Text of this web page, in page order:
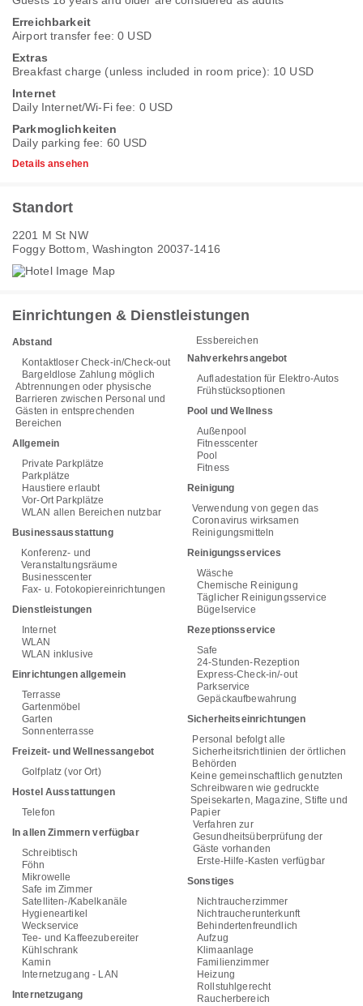
Erreichbarkeit
Airport transfer fee: 0 USD
Extras
Breakfast charge (unless included in room price): 10 USD
Internet
Daily Internet/Wi-Fi fee: 0 USD
Parkmoglichkeiten
Daily parking fee: 60 USD
Details ansehen
Standort
2201 M St NW
Foggy Bottom, Washington 20037-1416
Einrichtungen & Dienstleistungen
Abstand
Kontaktloser Check-in/Check-out
Bargeldlose Zahlung möglich
Abtrennungen oder physische
Barrieren zwischen Personal und
Gästen in entsprechenden
Bereichen
Allgemein
Private Parkplätze
Parkplätze
Haustiere erlaubt
Vor-Ort Parkplätze
WLAN allen Bereichen nutzbar
Businessausstattung
Konferenz- und
Veranstaltungsräume
Businesscenter
Fax- u. Fotokopiereinrichtungen
Dienstleistungen
Internet
WLAN
WLAN inklusive
Einrichtungen allgemein
Terrasse
Gartenmöbel
Garten
Sonnenterrasse
Freizeit- und Wellnessangebot
Golfplatz (vor Ort)
Hostel Ausstattungen
Telefon
In allen Zimmern verfügbar
Schreibtisch
Föhn
Mikrowelle
Safe im Zimmer
Satelliten-/Kabelkanäle
Hygieneartikel
Weckservice
Tee- und Kaffeezubereiter
Kühlschrank
Kamin
Internetzugang - LAN
Internetzugang
Essbereichen
Nahverkehrsangebot
Aufladestation für Elektro-Autos
Frühstücksoptionen
Pool und Wellness
Außenpool
Fitnesscenter
Pool
Fitness
Reinigung
Verwendung von gegen das
Coronavirus wirksamen
Reinigungsmitteln
Reinigungsservices
Wäsche
Chemische Reinigung
Täglicher Reinigungsservice
Bügelservice
Rezeptionsservice
Safe
24-Stunden-Rezeption
Express-Check-in/-out
Parkservice
Gepäckaufbewahrung
Sicherheitseinrichtungen
Personal befolgt alle
Sicherheitsrichtlinien der örtlichen
Behörden
Keine gemeinschaftlich genutzten
Schreibwaren wie gedruckte
Speisekarten, Magazine, Stifte und
Papier
Verfahren zur
Gesundheitsüberprüfung der
Gäste vorhanden
Erste-Hilfe-Kasten verfügbar
Sonstiges
Nichtraucherzimmer
Nichtraucherunterkunft
Behindertenfreundlich
Aufzug
Klimaanlage
Familienzimmer
Heizung
Rollstuhlgerecht
Raucherbereich